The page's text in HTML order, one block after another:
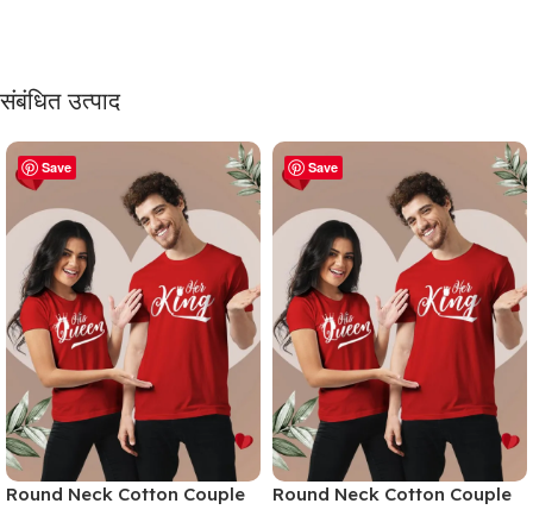
संबंधित उत्पाद
Save
Round Neck Cotton Couple
Save
Round Neck Cotton Couple